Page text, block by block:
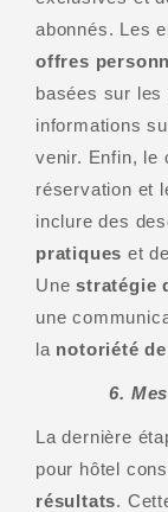
abonnés. Les
offres
basées sur
informations
venir. Enfin, le
réservation et
inclure des
pratiques et
Unestratégie
une
la notoriété de
6.
La dernière
pour hôtel
résultats.